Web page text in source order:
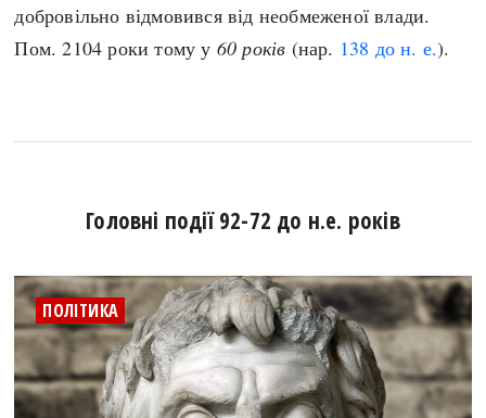
добровільно відмовився від необмеженої влади.
Пом. 2104 роки тому у 60 років (нар. 138 до н. е.).
Головні події 92-72 до н.е. років
ПОЛІТИКА